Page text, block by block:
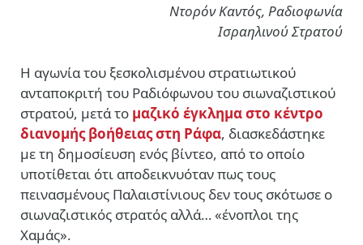
Ντορόν Καντός, Ραδιοφωνία
Ισραηλινού Στρατού
Η αγωνία του ξεσκολισμένου στρατιωτικού
ανταποκριτή του Ραδιόφωνου του σιωναζιστικού
στρατού, μετά το μαζικό έγκλημα στο κέντρο
διανομής βοήθειας στη Ράφα, διασκεδάστηκε
με τη δημοσίευση ενός βίντεο, από το οποίο
υποτίθεται ότι αποδεικνυόταν πως τους
πεινασμένους Παλαιστίνιους δεν τους σκότωσε ο
σιωναζιστικός στρατός αλλά… «ένοπλοι της
Χαμάς».